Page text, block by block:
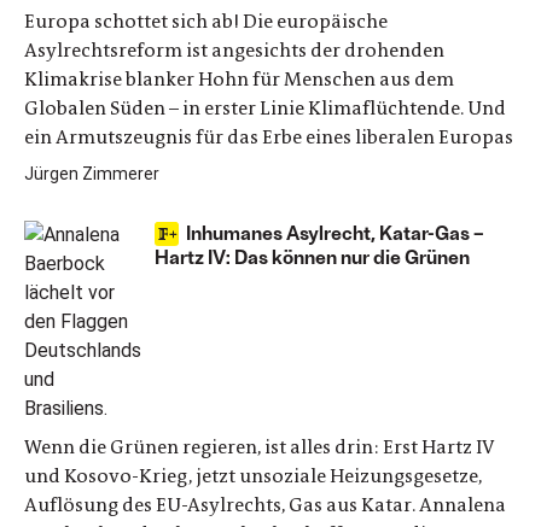
Europa schottet sich ab! Die europäische
Asylrechtsreform ist angesichts der drohenden
Klimakrise blanker Hohn für Menschen aus dem
Globalen Süden – in erster Linie Klimaflüchtende. Und
ein Armutszeugnis für das Erbe eines liberalen Europas
Jürgen Zimmerer
Inhumanes Asylrecht, Katar-Gas –
Hartz IV: Das können nur die Grünen
Wenn die Grünen regieren, ist alles drin: Erst Hartz IV
und Kosovo-Krieg, jetzt unsoziale Heizungsgesetze,
Auflösung des EU-Asylrechts, Gas aus Katar. Annalena